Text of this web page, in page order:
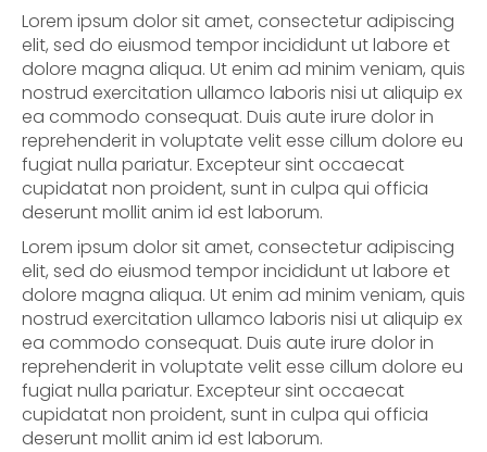
Lorem ipsum dolor sit amet, consectetur adipiscing
elit, sed do eiusmod tempor incididunt ut labore et
dolore magna aliqua. Ut enim ad minim veniam, quis
nostrud exercitation ullamco laboris nisi ut aliquip ex
ea commodo consequat. Duis aute irure dolor in
reprehenderit in voluptate velit esse cillum dolore eu
fugiat nulla pariatur. Excepteur sint occaecat
cupidatat non proident, sunt in culpa qui officia
deserunt mollit anim id est laborum.
Lorem ipsum dolor sit amet, consectetur adipiscing
elit, sed do eiusmod tempor incididunt ut labore et
dolore magna aliqua. Ut enim ad minim veniam, quis
nostrud exercitation ullamco laboris nisi ut aliquip ex
ea commodo consequat. Duis aute irure dolor in
reprehenderit in voluptate velit esse cillum dolore eu
fugiat nulla pariatur. Excepteur sint occaecat
cupidatat non proident, sunt in culpa qui officia
deserunt mollit anim id est laborum.